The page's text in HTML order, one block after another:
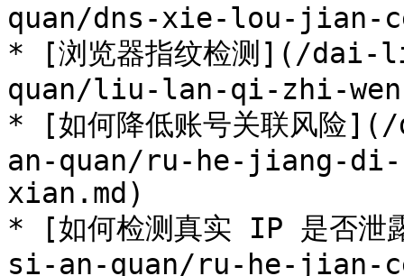
quan/dns-xie-lou-jian-
* [浏览器指纹检测](/
quan/liu-lan-qi-zhi-
* [如何降低账号关联风
an-quan/ru-he-jiang-
xian.md)
* [如何检测真实 IP 是
si-an-quan/ru-he-jian-